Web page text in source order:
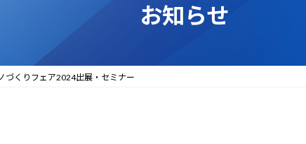
お知らせ
づくりフェア2024出展・セミナー